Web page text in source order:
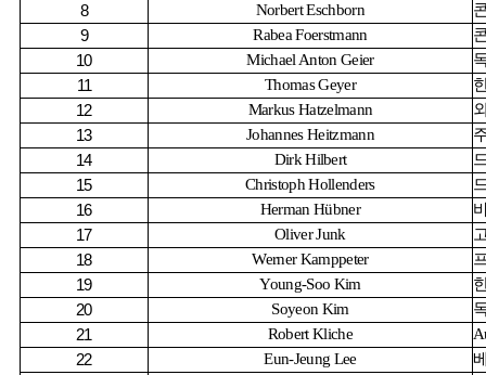
8
Norbert Eschborn
9
Rabea Foerstmann
10
Michael Anton Geier
11
Thomas Geyer
12
Markus Hatzelmann
13
Johannes Heitzmann
14
Dirk Hilbert
15
Christoph Hollenders
16
Herman Hübner
17
Oliver Junk
18
Werner Kamppeter
19
Young-Soo Kim
20
Soyeon Kim
21
Robert Kliche
22
Eun-Jeung Lee